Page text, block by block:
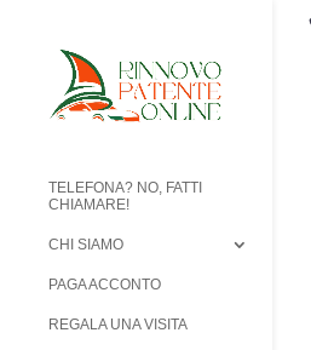
TELEFONA? NO, FATTI
CHIAMARE!
CHI SIAMO
PAGA ACCONTO
REGALA UNA VISITA